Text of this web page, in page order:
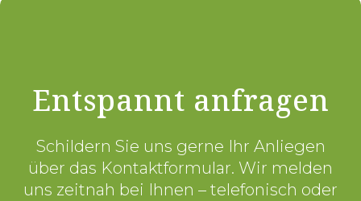
Entspannt anfragen
Schildern Sie uns gerne Ihr Anliegen
über das Kontaktformular. Wir melden
uns zeitnah bei Ihnen – telefonisch oder